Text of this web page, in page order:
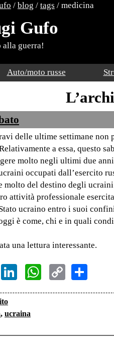
/ blog / tags / medicina
Gufo
alla guerra!
Auto/moto russe
delle ultime settimane non
a essa, questo
molto negli ultimi due
occupati dall’esercito
molto del destino degli
attività professionale
ucraino entro i suoi
è come, chi e in quali
una lettura interessante.
Telegram
LinkedInWhatsApp
Copy
Link
, ucraina